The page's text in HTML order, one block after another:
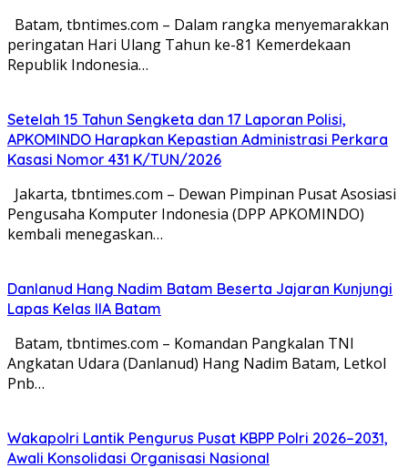
Batam, tbntimes.com – Dalam rangka menyemarakkan
peringatan Hari Ulang Tahun ke-81 Kemerdekaan
Republik Indonesia…
Setelah 15 Tahun Sengketa dan 17 Laporan Polisi,
APKOMINDO Harapkan Kepastian Administrasi Perkara
Kasasi Nomor 431 K/TUN/2026
Jakarta, tbntimes.com – Dewan Pimpinan Pusat Asosiasi
Pengusaha Komputer Indonesia (DPP APKOMINDO)
kembali menegaskan…
Danlanud Hang Nadim Batam Beserta Jajaran Kunjungi
Lapas Kelas IIA Batam
Batam, tbntimes.com – Komandan Pangkalan TNI
Angkatan Udara (Danlanud) Hang Nadim Batam, Letkol
Pnb…
Wakapolri Lantik Pengurus Pusat KBPP Polri 2026–2031,
Awali Konsolidasi Organisasi Nasional